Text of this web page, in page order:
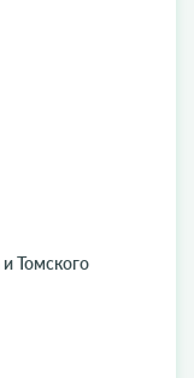
Томского